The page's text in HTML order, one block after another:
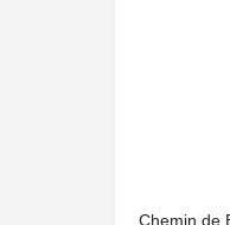
Chemin de